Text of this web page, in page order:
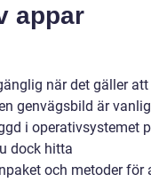
appar
när det gäller
genvägsbild är
i operativsystemet
dock hitta
och metoder för